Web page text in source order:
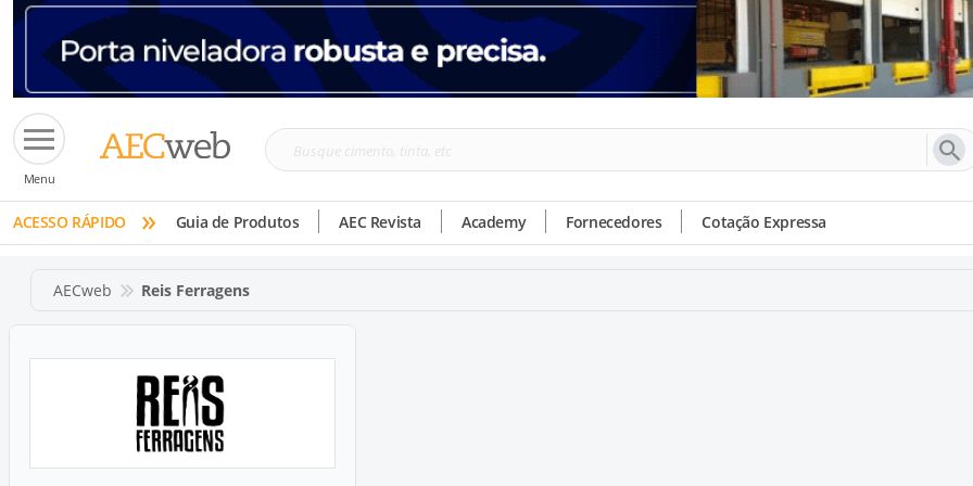
Menu
Busque
tinta,
etc
ACESSO RÁPIDO » Guia de Produtos AEC Revista Academy Fornecedores Cotação Expressa
AECweb Reis Ferragens